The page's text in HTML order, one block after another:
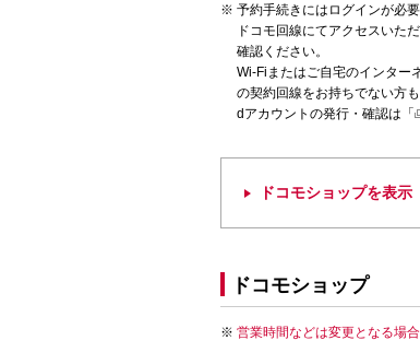
予約手続きにはログインが必要
ドコモ回線にてアクセスいた
確認ください。
Wi-Fiまたはご自宅のインター
の契約回線をお持ちでない方
dアカウントの発行・確認は「
ドコモショップを表示
ドコモショップ
営業時間などは変更となる場